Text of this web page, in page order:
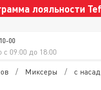
лояльности
00
09:00 до 18:00
Миксеры с